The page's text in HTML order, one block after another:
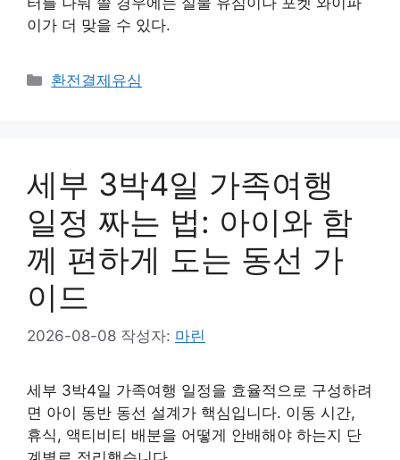
이가 더 맞을 수 있다.
카
환전결제유심
세부 3박4일 가족여행
일정 짜는 법: 아이와 함
께 편하게 도는 동선 가
이드
2026-08-08 작성자: 마린
세부 3박4일 가족여행 일정을 효율적으로 구성하려
면 아이 동반 동선 설계가 핵심입니다. 이동 시간,
휴식, 액티비티 배분을 어떻게 안배해야 하는지 단